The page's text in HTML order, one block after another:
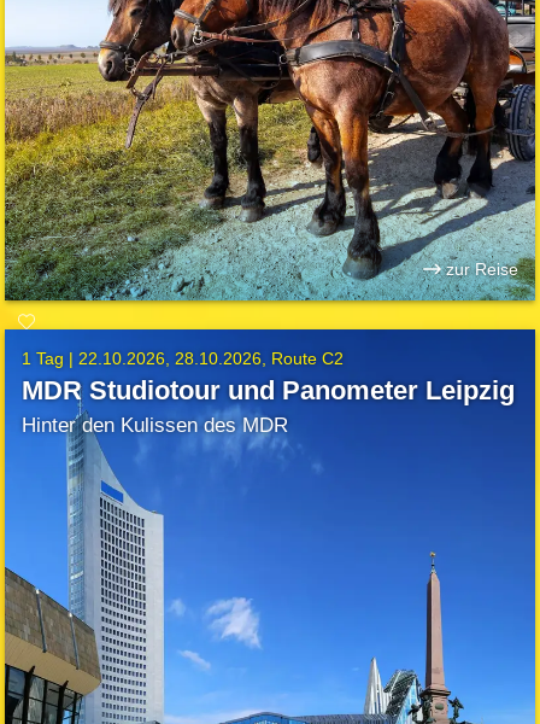
zur Reise
1 Tag | 22.10.2026 28.10.2026 Route C2
MDR Studiotour und Panometer Leipzig
Hinter den Kulissen des MDR